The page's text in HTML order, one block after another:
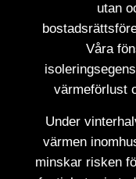
utan
Våra
värmeförlust
Under
värmen
minskar risken